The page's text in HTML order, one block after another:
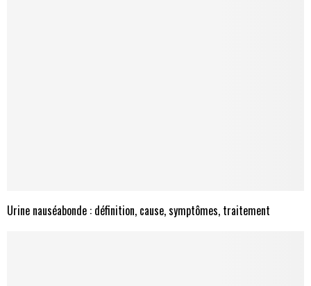
Urine nauséabonde : définition, cause, symptômes, traitement